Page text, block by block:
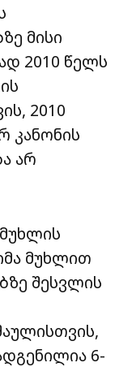
მისი
2010 წელს
2010
კანონის
არ
მუხლით
შესვლის
6-